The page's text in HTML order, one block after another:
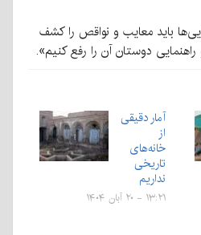
باید معایب و نواقص را کشف
دوستان آن را رفع کنیم».
آمار دقیقی
از
خانه‌های
تاریخی
نداریم
۱۳:۲۱ - ۲۰ آبان ۱۴۰۴